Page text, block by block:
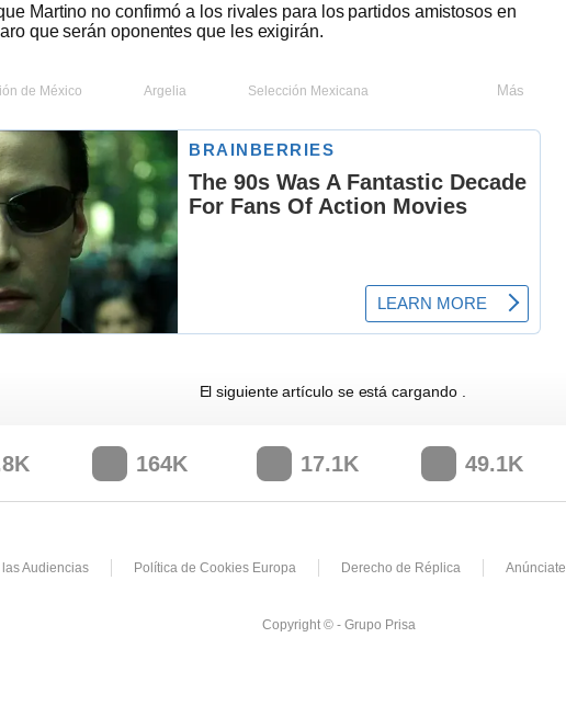
Martino no confirmó a los rivales para los partidos amistosos en
que serán oponentes que les exigirán.
Más
de México Argelia Selección Mexicana
Selección de Argelia
El siguiente artículo se está cargando
164K 17.1K 49.1K
Audiencias Política de Cookies Europa Derecho de Réplica Anúnciate
Copyright © - Grupo Prisa